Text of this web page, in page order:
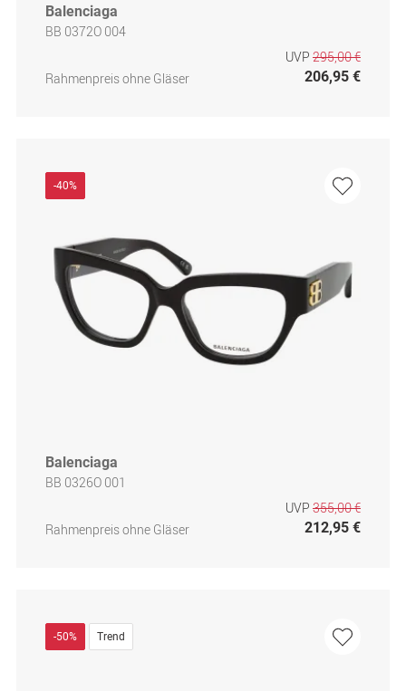
Balenciaga
BB 0372O 004
Rahmenpreis ohne Gläser
UVP 295,00 €
206,95 €
-40%
Balenciaga
BB 0326O 001
Rahmenpreis ohne Gläser
UVP 355,00 €
212,95 €
-50% Trend